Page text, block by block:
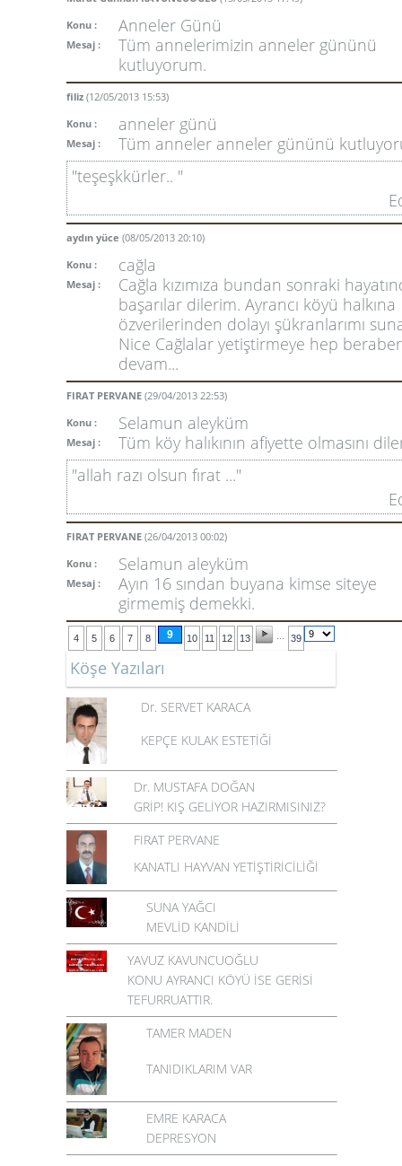
Konu :
Anneler Günü
Mesaj :
Tüm annelerimizin anneler gününü
kutluyorum.
filiz (12/05/2013 15:53)
Konu :
anneler günü
Mesaj :
Tüm anneler anneler gününü
"teşeşkkürler.. "
aydın yüce (08/05/2013 20:10)
Konu :
cağla
Mesaj :
Cağla kızımıza bundan sonraki
başarılar dilerim. Ayrancı köyü halkına
özverilerinden dolayı şükranlarımı
Nice Cağlalar yetiştirmeye hep beraber
devam...
FIRAT PERVANE (29/04/2013 22:53)
Konu :
Selamun aleyküm
Mesaj :
Tüm köy halıkının afiyette olmasını
"allah razı olsun fırat ..."
FIRAT PERVANE (26/04/2013 00:02)
Konu :
Selamun aleyküm
Mesaj :
Ayın 16 sından buyana kimse siteye
girmemiş demekki.
4 5 6 7 8 9 10 11 12 13 39
Köşe Yazıları
Dr. SERVET KARACA
KEPÇE KULAK ESTETİĞİ
Dr. MUSTAFA DOĞAN
GRİP! KIŞ GELİYOR HAZIRMISINIZ?
FIRAT PERVANE
KANATLI HAYVAN YETİŞTİRİCİLİĞİ
SUNA YAĞCI
MEVLİD KANDİLİ
YAVUZ KAVUNCUOĞLU
KONU AYRANCI KÖYÜ İSE GERİSİ
TEFURRUATTIR.
TAMER MADEN
TANIDIKLARIM VAR
EMRE KARACA
DEPRESYON